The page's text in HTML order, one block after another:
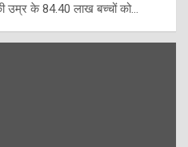
उम्र के 84.40 लाख बच्चों को…